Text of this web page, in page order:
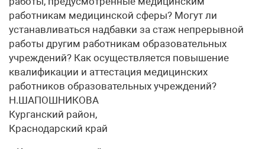
работникам медицинской сферы? Могут ли
устанавливаться надбавки за стаж непрерывной
работы другим работникам образовательных
учреждений? Как осуществляется повышение
квалификации и аттестация медицинских
работников образовательных учреждений?
Н.ШАПОШНИКОВА
Курганский район,
Краснодарский край